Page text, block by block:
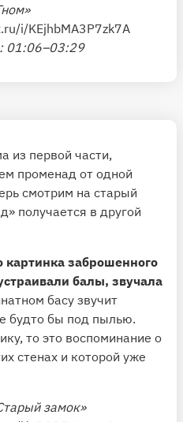
i/KEjhbMA3P7zk7A
01:06–03:29
из первой части,
променад от одной
смотрим на старый
получается в другой
заброшенного
балы, звучала
басу звучит
будто бы под пылью.
то это воспоминание о
стенах и которой уже
замок»